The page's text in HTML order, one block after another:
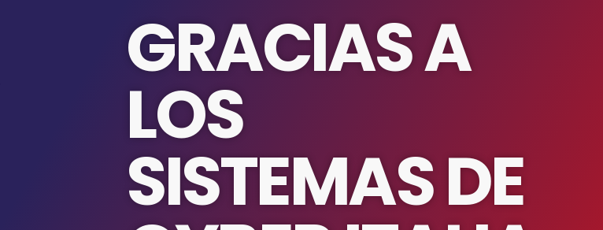
GRACIAS A
LOS
SISTEMAS DE